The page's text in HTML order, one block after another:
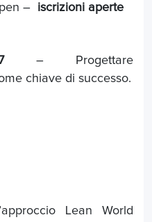
– iscrizioni aperte
– Progettare
chiave di successo.
Lean World